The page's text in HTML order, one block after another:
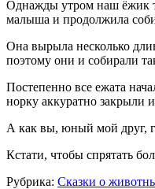
Однажды утром наш ёжик
малыша и продолжила
Она вырыла несколько
поэтому они и собирали
Постепенно все ежата
норку аккуратно закрыли
А как вы, юный мой друг,
Кстати, чтобы спрятать
Рубрика: Сказки о